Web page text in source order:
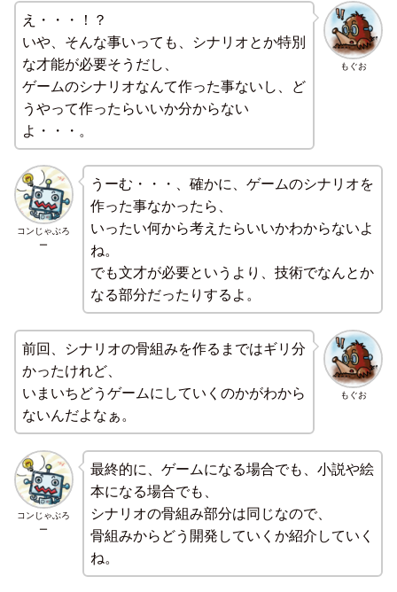
もぐお
え・・・！？
いや、そんな事いっても、シナリオとか特別
な才能が必要そうだし、
ゲームのシナリオなんて作った事ないし、ど
うやって作ったらいいか分からない
よ・・・。
コンじゃぶろ
ー
うーむ・・・、確かに、ゲームのシナリオを
作った事なかったら、
いったい何から考えたらいいかわからないよ
ね。
でも文才が必要というより、技術でなんとか
なる部分だったりするよ。
もぐお
前回、シナリオの骨組みを作るまではギリ分
かったけれど、
いまいちどうゲームにしていくのかがわから
ないんだよなぁ。
コンじゃぶろ
ー
最終的に、ゲームになる場合でも、小説や絵
本になる場合でも、
シナリオの骨組み部分は同じなので、
骨組みからどう開発していくか紹介していく
ね。